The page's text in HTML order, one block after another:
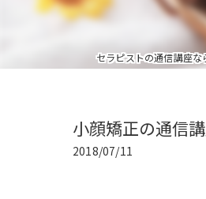
セラピストの通信講座
小顔矯正の通信
2018/07/11